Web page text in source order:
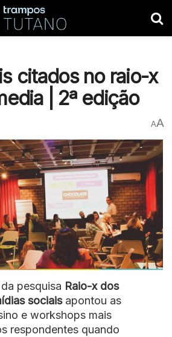
citados no raio-x
| 2ª edição
AA
pesquisa Raio-x dos
sociaisapontou as
e workshops mais
respondentes quando